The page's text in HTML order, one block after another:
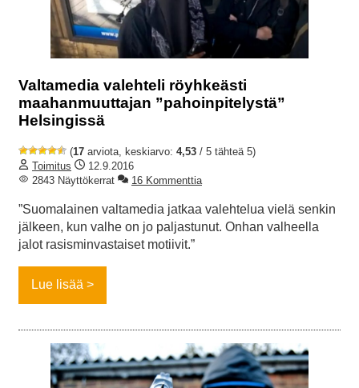
Valtamedia valehteli röyhkeästi
maahanmuuttajan ”pahoinpitelystä”
Helsingissä
(17 arviota, keskiarvo: 4,53 / 5 tähteä 5)
Toimitus
12.9.2016
2843 Näyttökerrat
16 Kommenttia
”Suomalainen valtamedia jatkaa valehtelua vielä senkin
jälkeen, kun valhe on jo paljastunut. Onhan valheella
jalot rasisminvastaiset motiivit.”
Lue lisää